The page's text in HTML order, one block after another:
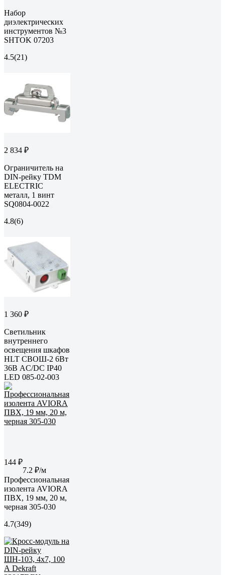
Набор
диэлектрических
инструментов №3
SHTOK 07203
4.5(21)
2 834 ₽
Ограничитель на
DIN-рейку TDM
ELECTRIC
металл, 1 винт
SQ0804-0022
4.8(6)
1 360 ₽
Светильник
внутреннего
освещения шкафов
HLT СВОШ-2 6Вт
36В AC/DC IP40
LED 085-02-003
144 ₽
7.2 ₽/м
Профессиональная
изолента AVIORA
ПВХ, 19 мм, 20 м,
черная 305-030
4.7(349)